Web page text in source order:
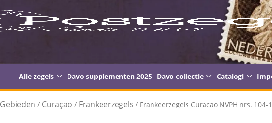
Alle zegels Davo supplementen 2025 Davo collectie Catalogi
Gebieden / Curaçao / Frankeerzegels / Frankeerzegels Curacao NVPH nrs. 104-